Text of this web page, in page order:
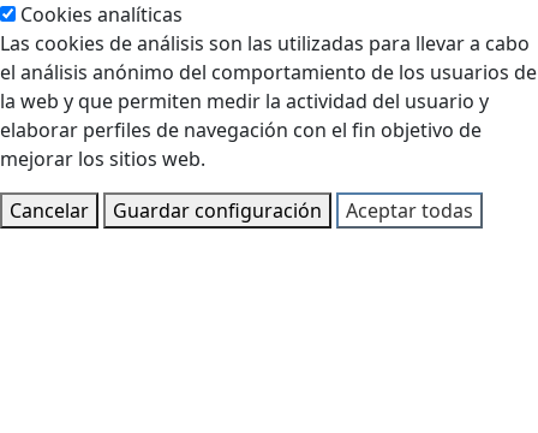
Cookies analíticas
Las cookies de análisis son las utilizadas para llevar a cabo
el análisis anónimo del comportamiento de los usuarios de
la web y que permiten medir la actividad del usuario y
elaborar perfiles de navegación con el fin objetivo de
mejorar los sitios web.
Cancelar
Guardar configuración Aceptar todas